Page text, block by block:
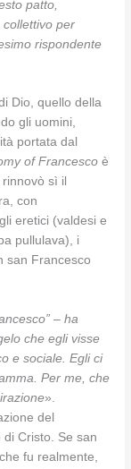
patto,
per
rispondente
Dio, quello della
gli uomini,
portata dal
of Francesco è
sì il
con
eretici (valdesi e
pullulava), i
san Francesco
– ha
che egli visse
e sociale. Egli ci
Per me, che
».
del
Cristo. Se san
fu realmente,